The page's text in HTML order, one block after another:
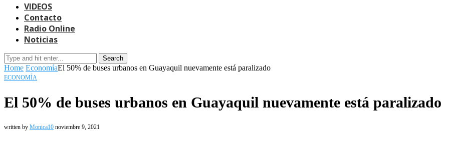
VIDEOS
Contacto
Radio Online
Noticias
Search
Home EconomíaEl 50% de buses urbanos en Guayaquil nuevamente está paralizado
ECONOMÍA
El 50% de buses urbanos en Guayaquil nuevamente está paralizado
written by Monica10 noviembre 9, 2021